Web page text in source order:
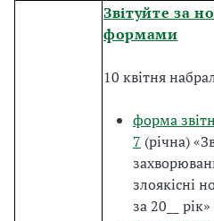
Звітуйте за
формами
10 квітня
форма
7 (річна)
злоякісні
за 20__ рік»